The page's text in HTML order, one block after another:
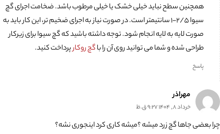
همچنین سطح نباید خیلی خشک یا خیلی مرطوب باشد. ضخامت اجرای گچ
سیوا ۲/۵-۱ سانتیمتر است. در صورت نیاز به اجرای ضخیم تر، این کار باید به
صورت لایه به لایه انجام شود. توجه داشته باشید که گچ سیوا برای زیرکار
طراحی شده و شما می توانید روی آن را باگچ روکارپرداخت کنید.
پاسخ
مهراذر
خرداد 8, 1404 9:27 ق.ظ
چرا بعضی جاها گچ زرد میشه ؟میشه کاری کرد اینجوری نشه؟